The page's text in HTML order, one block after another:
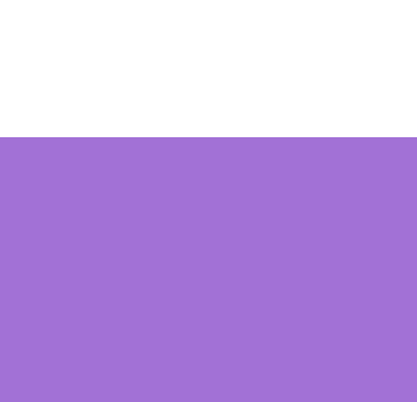
мясо, лук и рукав — получаем
которого все соседи